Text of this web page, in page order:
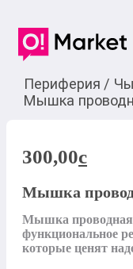
Периферия /
Мышка
300,00c
Мышка
Мышка проводная
функциональное
которые ценят